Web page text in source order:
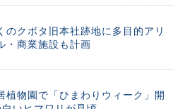
のクボタ旧本社跡地に多目的アリ
商業施設も計画
植物園で「ひまわりウィーク」開